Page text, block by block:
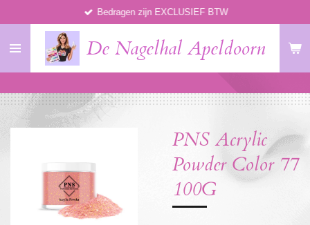
naar
hoofdinhoud
De Nagelhal Apeldoorn
Bedragen zijn EXCLUSIEF BTW
PNS Acrylic
Powder Color 77
100G